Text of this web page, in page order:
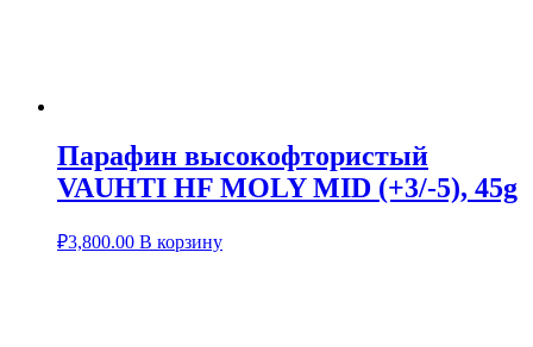
Парафин высокофтористый
VAUHTI HF MOLY MID (+3/-5), 45g
₽3,800.00 В корзину